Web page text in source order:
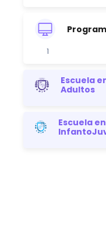
1
Escuela
Adultos
Escuela